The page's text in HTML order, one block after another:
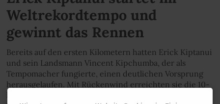
Weltrekordtempo und
gewinnt das Rennen
Bereits auf den ersten Kilometern hatten Erick Kiptanui
und sein Landsmann Vincent Kipchumba, der als
Tempomacher fungierte, einen deutlichen Vorsprung
herausgelaufen. Mit Rückenwind erreichten sie die 10-
km-Marke in superschnellen 27:32 Minuten - eine